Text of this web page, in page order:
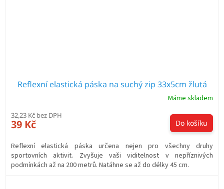
Reflexní elastická páska na suchý zip 33x5cm žlutá
Máme skladem
32,23 Kč bez DPH
39 Kč Do košíku
Reflexní elastická páska určena nejen pro všechny druhy
sportovních aktivit. Zvyšuje vaši viditelnost v nepříznivých
podmínkách až na 200 metrů. Natáhne se až do délky 45 cm.